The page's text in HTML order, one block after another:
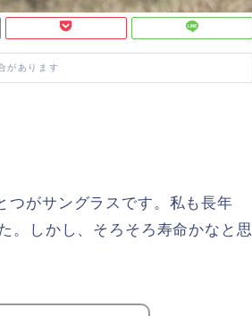
があります
つがサングラスです。私も長年
。しかし、そろそろ寿命かなと思